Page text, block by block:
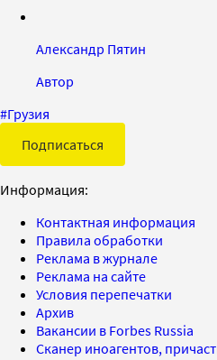
Александр Пятин
Автор
#Грузия
Подписаться
Информация:
Контактная информация
Правила обработки
Реклама в журнале
Реклама на сайте
Условия перепечатки
Архив
Вакансии в Forbes Russia
Сканер иноагентов,